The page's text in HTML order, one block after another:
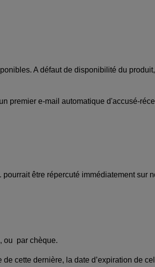
A défaut de disponibilité du
premier e-mail automatique d'accusé-
être répercuté immédiatement sur
ou par chèque.
cette dernière, la date d’expiration de